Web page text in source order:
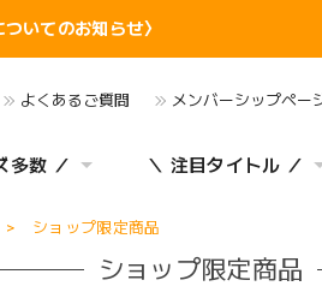
いてのお知らせ〉
よくあるご質問 メンバーシップペー
多数 ／ ＼ 注目タイトル ／
ショップ限定商品
ショップ限定商品